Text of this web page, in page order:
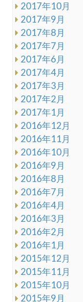
2017年10月
2017年9月
2017年8月
2017年7月
2017年6月
2017年4月
2017年3月
2017年2月
2017年1月
2016年12月
2016年11月
2016年10月
2016年9月
2016年8月
2016年7月
2016年4月
2016年3月
2016年2月
2016年1月
2015年12月
2015年11月
2015年10月
2015年9月